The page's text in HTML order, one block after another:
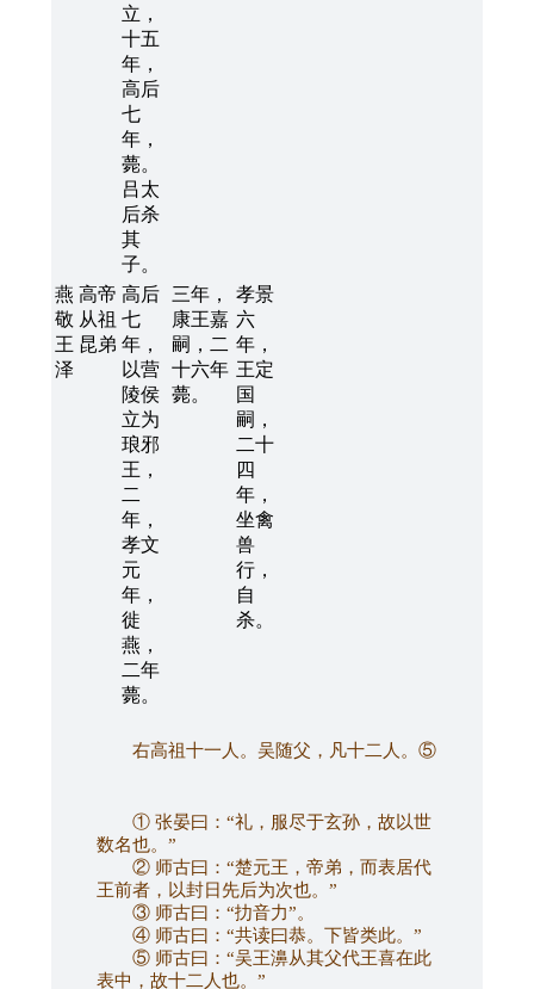
立，
十五
年，
高后
七
年，
薨。
吕太
后杀
其
子。
燕
敬
王
泽
高帝
从祖
昆弟
高后
七
年，
以营
陵侯
立为
琅邪
王，
二
年，
孝文
元
年，
徙
燕，
二年
薨。
三年，
康王嘉
嗣，二
十六年
薨。
孝景
六
年，
王定
国
嗣，
二十
四
年，
坐禽
兽
行，
自
杀。
右高祖十一人。吴随父，凡十二人。⑤
① 张晏曰：“礼，服尽于玄孙，故以世
数名也。”
② 师古曰：“楚元王，帝弟，而表居代
王前者，以封日先后为次也。”
③ 师古曰：“扐音力”。
④ 师古曰：“共读曰恭。下皆类此。”
⑤ 师古曰：“吴王濞从其父代王喜在此
表中，故十二人也。”